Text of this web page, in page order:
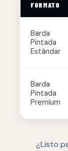
FORMATO
Barda
Pintada
Estándar
Barda
Pintada
Premium
¿Listo